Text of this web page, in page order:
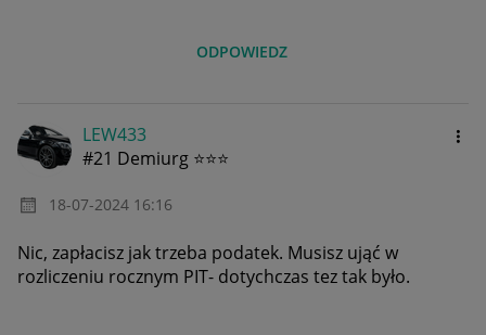
ODPOWIEDZ
LEW433
#21 Demiurg ⭐⭐⭐
‎18-07-2024 16:16
Nic, zapłacisz jak trzeba podatek. Musisz ująć w
rozliczeniu rocznym PIT- dotychczas tez tak było.